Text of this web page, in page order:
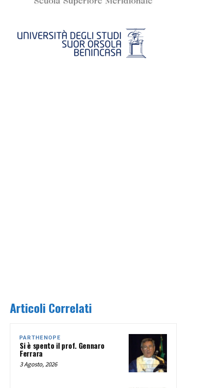
Articoli Correlati
PARTHENOPE
Si è spento il prof. Gennaro
Ferrara
3 Agosto, 2026